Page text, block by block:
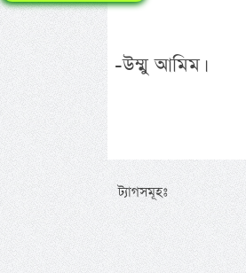
-উম্মু আমিম।
ট্যাগসমূহঃ